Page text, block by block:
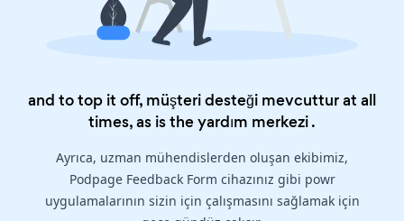
and to top it off, müşteri desteği mevcuttur at all
times, as is theyardım merkezi.
Ayrıca, uzman mühendislerden oluşan ekibimiz,
Podpage Feedback Form cihazınız gibi powr
uygulamalarının sizin için çalışmasını sağlamak için